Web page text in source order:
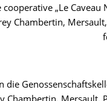
„Le
Chambertin,
Chambertin,